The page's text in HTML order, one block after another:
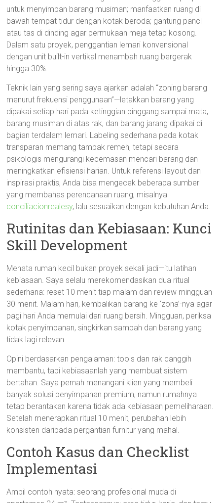
untuk menyimpan barang musiman; manfaatkan ruang di
bawah tempat tidur dengan kotak beroda; gantung panci
atau tas di dinding agar permukaan meja tetap kosong.
Dalam satu proyek, penggantian lemari konvensional
dengan unit built-in vertikal menambah ruang bergerak
hingga 30%.
Teknik lain yang sering saya ajarkan adalah “zoning barang
menurut frekuensi penggunaan”—letakkan barang yang
dipakai setiap hari pada ketinggian pinggang sampai mata,
barang musiman di atas rak, dan barang jarang dipakai di
bagian terdalam lemari. Labeling sederhana pada kotak
transparan memang tampak remeh, tetapi secara
psikologis mengurangi kecemasan mencari barang dan
meningkatkan efisiensi harian. Untuk referensi layout dan
inspirasi praktis, Anda bisa mengecek beberapa sumber
yang membahas perencanaan ruang, misalnya
conciliacionrealesy, lalu sesuaikan dengan kebutuhan Anda.
Rutinitas dan Kebiasaan: Kunci
Skill Development
Menata rumah kecil bukan proyek sekali jadi—itu latihan
kebiasaan. Saya selalu merekomendasikan dua ritual
sederhana: reset 10 menit tiap malam dan review mingguan
30 menit. Malam hari, kembalikan barang ke ‘zona’-nya agar
pagi hari Anda memulai dari ruang bersih. Mingguan, periksa
kotak penyimpanan, singkirkan sampah dan barang yang
tidak lagi relevan.
Opini berdasarkan pengalaman: tools dan rak canggih
membantu, tapi kebiasaanlah yang membuat sistem
bertahan. Saya pernah menangani klien yang membeli
banyak solusi penyimpanan premium, namun rumahnya
tetap berantakan karena tidak ada kebiasaan pemeliharaan.
Setelah menerapkan ritual 10 menit, perubahan lebih
konsisten daripada pergantian furnitur yang mahal.
Contoh Kasus dan Checklist
Implementasi
Ambil contoh nyata: seorang profesional muda di